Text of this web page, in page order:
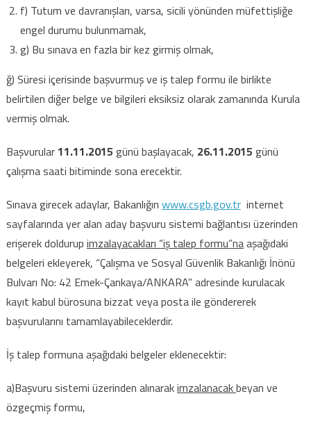
f) Tutum ve davranışları, varsa, sicili yönünden müfettişliğe
engel durumu bulunmamak,
g) Bu sınava en fazla bir kez girmiş olmak,
ğ) Süresi içerisinde başvurmuş ve iş talep formu ile birlikte
belirtilen diğer belge ve bilgileri eksiksiz olarak zamanında Kurula
vermiş olmak.
Başvurular 11.11.2015 günü başlayacak, 26.11.2015 günü
çalışma saati bitiminde sona erecektir.
Sınava girecek adaylar, Bakanlığın www.csgb.gov.trinternet
sayfalarında yer alan aday başvuru sistemi bağlantısı üzerinden
erişerek doldurup imzalayacakları “iş talep formu”naaşağıdaki
belgeleri ekleyerek, “Çalışma ve Sosyal Güvenlik Bakanlığı İnönü
Bulvarı No: 42 Emek-Çankaya/ANKARA” adresinde kurulacak
kayıt kabul bürosuna bizzat veya posta ile göndererek
başvurularını tamamlayabileceklerdir.
İş talep formuna aşağıdaki belgeler eklenecektir:
a)Başvuru sistemi üzerinden alınarakimzalanacakbeyan ve
özgeçmiş formu,